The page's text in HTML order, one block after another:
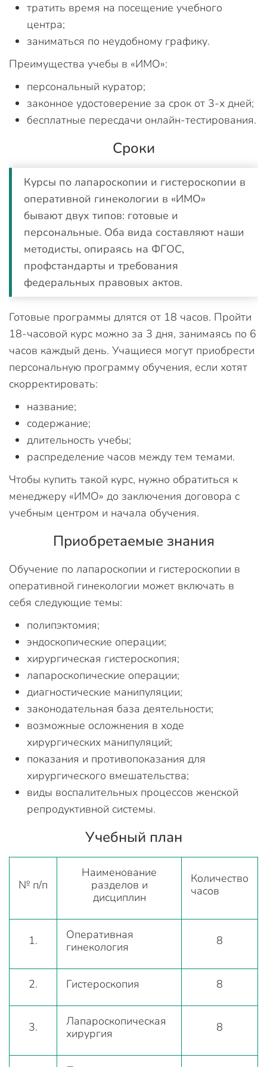
тратить время на посещение учебного
центра;
заниматься по неудобному графику.
Преимущества учебы в «ИМО»:
персональный куратор;
законное удостоверение за срок от 3-х дней;
бесплатные пересдачи онлайн-тестирования.
Сроки
Курсы по лапароскопии и гистероскопии в
оперативной гинекологии в «ИМО»
бывают двух типов: готовые и
персональные. Оба вида составляют наши
методисты, опираясь на ФГОС,
профстандарты и требования
федеральных правовых актов.
Готовые программы длятся от 18 часов. Пройти
18-часовой курс можно за 3 дня, занимаясь по 6
часов каждый день. Учащиеся могут приобрести
персональную программу обучения, если хотят
скорректировать:
название;
содержание;
длительность учебы;
распределение часов между тем темами.
Чтобы купить такой курс, нужно обратиться к
менеджеру «ИМО» до заключения договора с
учебным центром и начала обучения.
Приобретаемые знания
Обучение по лапароскопии и гистероскопии в
оперативной гинекологии может включать в
себя следующие темы:
полипэктомия;
эндоскопические операции;
хирургическая гистероскопия;
лапароскопические операции;
диагностические манипуляции;
законодательная база деятельности;
возможные осложнения в ходе
хирургических манипуляций;
показания и противопоказания для
хирургического вмешательства;
виды воспалительных процессов женской
репродуктивной системы.
Учебный план
№ п/п
Наименование
разделов и
дисциплин
Количество
часов
1.
Оперативная
гинекология
8
2. Гистероскопия 8
3.
Лапароскопическая
хирургия
8